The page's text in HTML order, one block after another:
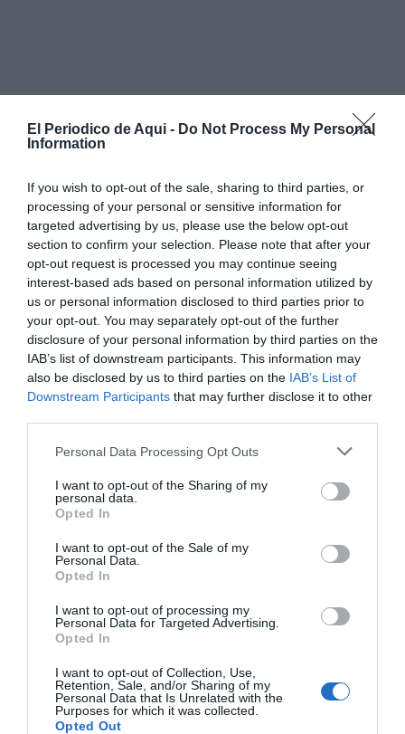
El Periodico de Aqui - Do Not Process My Personal
Information
If you wish to opt-out of the sale, sharing to third parties, or
processing of your personal or sensitive information for
targeted advertising by us, please use the below opt-out
section to confirm your selection. Please note that after your
opt-out request is processed you may continue seeing
interest-based ads based on personal information utilized by
us or personal information disclosed to third parties prior to
your opt-out. You may separately opt-out of the further
disclosure of your personal information by third parties on the
IAB’s list of downstream participants. This information may
also be disclosed by us to third parties on the IAB’s List of
Downstream Participants that may further disclose it to other
Personal Data Processing Opt Outs
I want to opt-out of the Sharing of my
personal data.
Opted In
I want to opt-out of the Sale of my
Personal Data.
Opted In
I want to opt-out of processing my
Personal Data for Targeted Advertising.
Opted In
I want to opt-out of Collection, Use,
Retention, Sale, and/or Sharing of my
Personal Data that Is Unrelated with the
Purposes for which it was collected.
Opted Out
El acto de bienvenida tuvo lugar en
(Castellón), y contó con la participación de
representantes de los ayuntamientos implicados, del
equipo técnico del proyecto y de distintos organismos
del ámbito medioambiental, quienes coincidieron en
subrayar la importancia de seguir trabajando de
forma coordinada para afianzar una población estable
de la especie en estas montañas.
Los nombres de los dos nuevos pollos,un macho y
una hembra, fueron elegidos por el alumnado del
CRA La Bardissa, de las aulas de Rossell y la Pobla de
de conservación y sensibilización ambiental que
acompaña al proyecto.